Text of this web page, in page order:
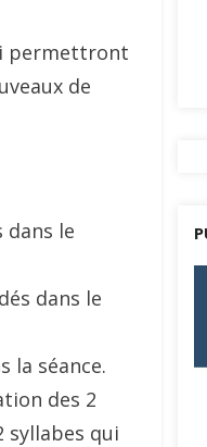
permettront
de
dans le
dans le
la séance.
des 2
syllabes qui